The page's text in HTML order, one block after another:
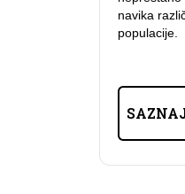
navika
populacije.